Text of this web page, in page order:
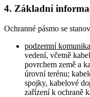
4. Základní
Ochranné pásmo se
podzemní
vedení, včetně
povrchem země a
úrovní terénu;
spojky, kabelové
zařízení k ochraně